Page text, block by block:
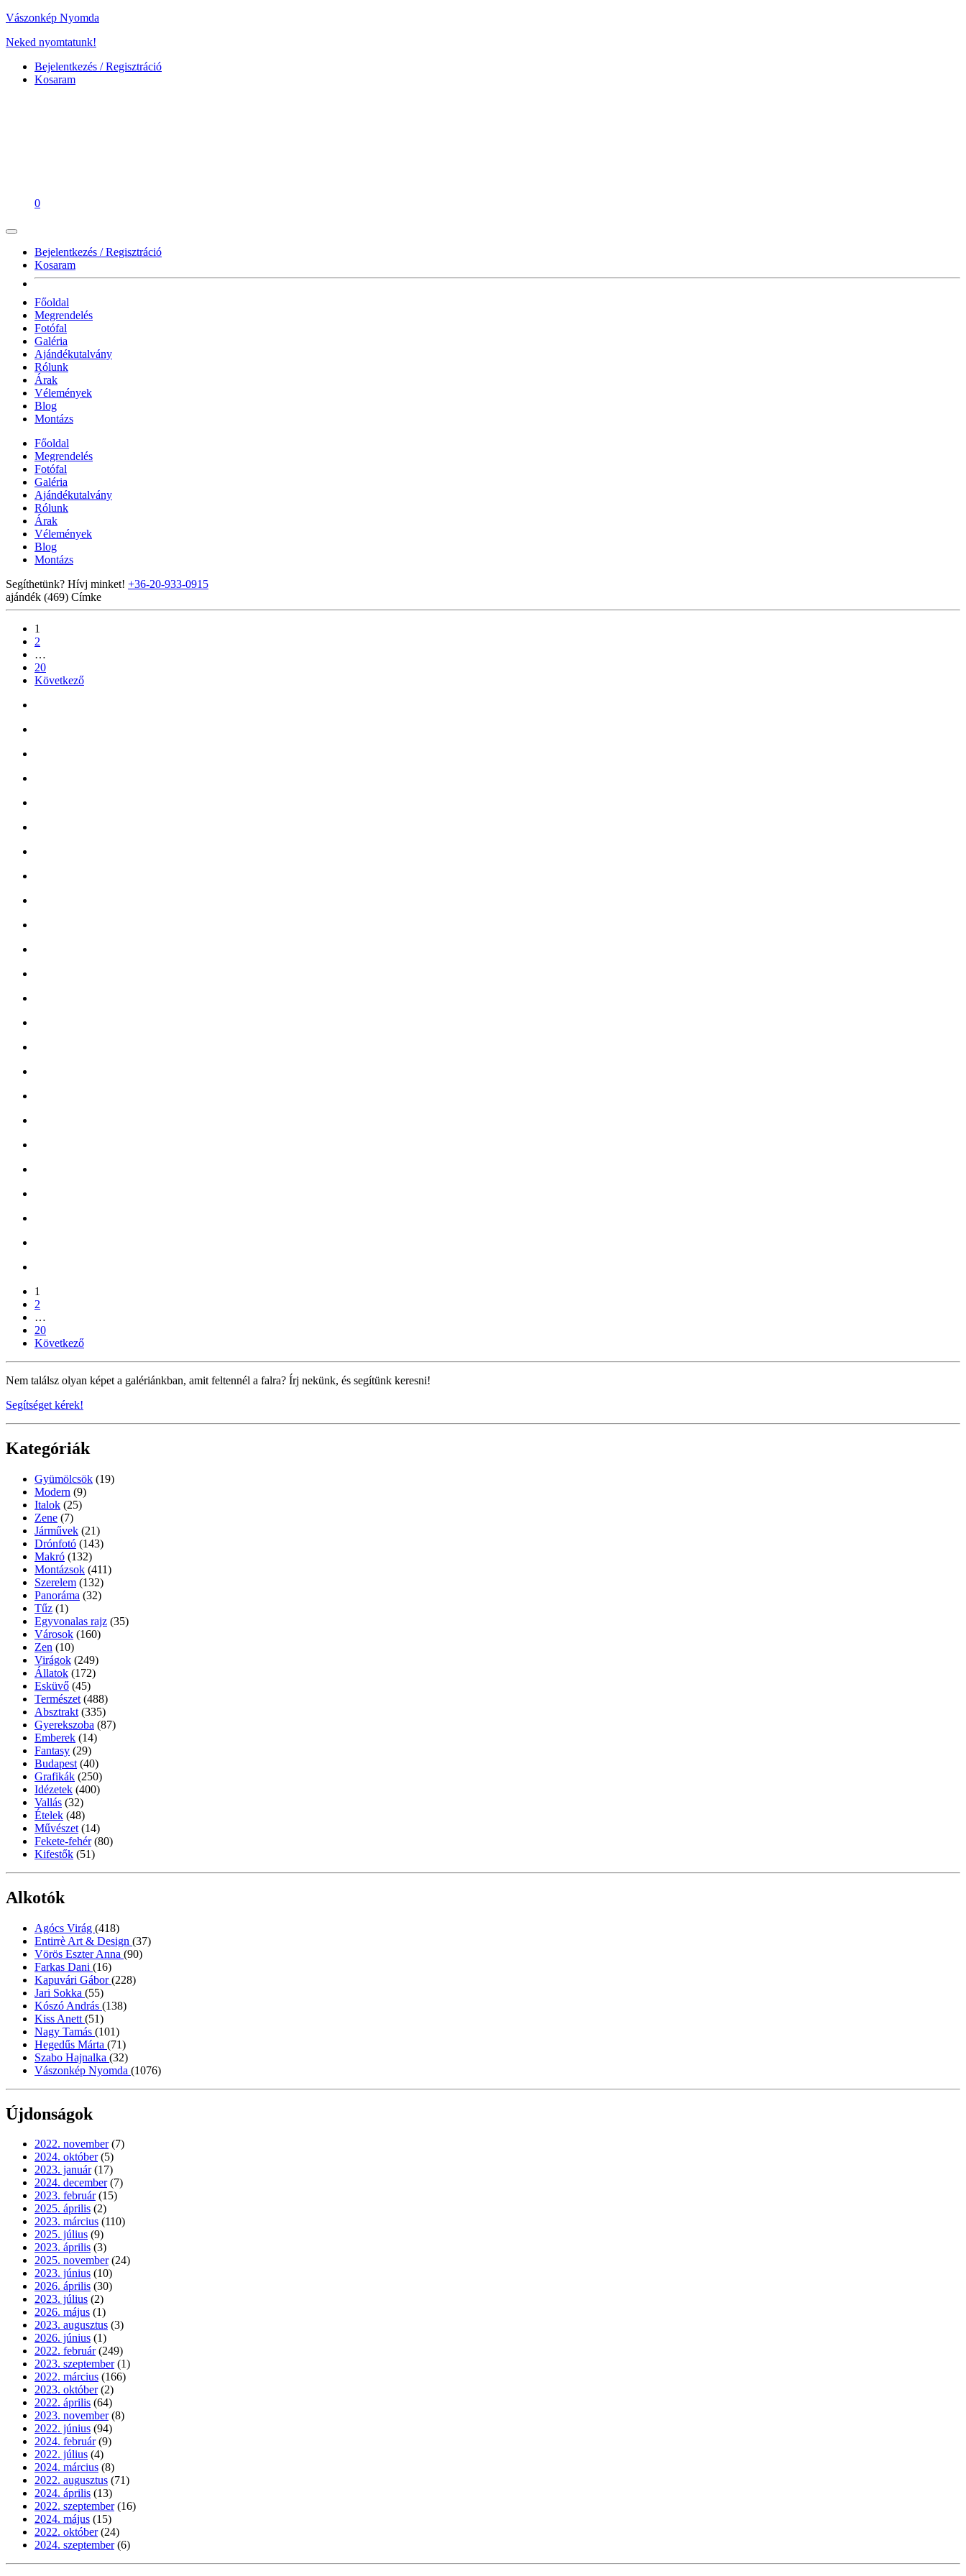
Vászonkép Nyomda
Neked nyomtatunk!
Bejelentkezés / Regisztráció
Kosaram
0
Bejelentkezés / Regisztráció
Kosaram
Főoldal
Megrendelés
Fotófal
Galéria
Ajándékutalvány
Rólunk
Árak
Vélemények
Blog
Montázs
Főoldal
Megrendelés
Fotófal
Galéria
Ajándékutalvány
Rólunk
Árak
Vélemények
Blog
Montázs
Segíthetünk? Hívj minket! +36-20-933-0915
ajándék (469) Címke
1
2
…
20
Következő
1
2
…
20
Következő
Nem találsz olyan képet a galériánkban, amit feltennél a falra? Írj nekünk, és segítünk keresni!
Segítséget kérek!
Kategóriák
Gyümölcsök (19)
Modern (9)
Italok (25)
Zene (7)
Járművek (21)
Drónfotó (143)
Makró (132)
Montázsok (411)
Szerelem (132)
Panoráma (32)
Tűz (1)
Egyvonalas rajz (35)
Városok (160)
Zen (10)
Virágok (249)
Állatok (172)
Esküvő (45)
Természet (488)
Absztrakt (335)
Gyerekszoba (87)
Emberek (14)
Fantasy (29)
Budapest (40)
Grafikák (250)
Idézetek (400)
Vallás (32)
Ételek (48)
Művészet (14)
Fekete-fehér (80)
Kifestők (51)
Alkotók
Agócs Virág (418)
Entirrè Art & Design (37)
Vörös Eszter Anna (90)
Farkas Dani (16)
Kapuvári Gábor(228)
Jari Sokka (55)
Kószó András (138)
Kiss Anett (51)
Nagy Tamás (101)
Hegedűs Márta (71)
Szabo Hajnalka (32)
Vászonkép Nyomda (1076)
Újdonságok
2022. november (7)
2024. október (5)
2023. január (17)
2024. december (7)
2023. február (15)
2025. április (2)
2023. március (110)
2025. július (9)
2023. április (3)
2025. november (24)
2023. június (10)
2026. április (30)
2023. július (2)
2026. május (1)
2023. augusztus (3)
2026. június (1)
2022. február (249)
2023. szeptember (1)
2022. március (166)
2023. október (2)
2022. április (64)
2023. november (8)
2022. június (94)
2024. február (9)
2022. július (4)
2024. március (8)
2022. augusztus (71)
2024. április (13)
2022. szeptember (16)
2024. május (15)
2022. október (24)
2024. szeptember (6)